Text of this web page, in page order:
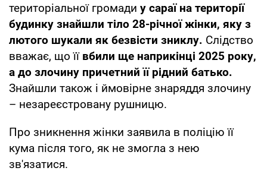
територіальної громади у сараї на території
будинку знайшли тіло 28-річної жінки, яку з
лютого шукали як безвісти зниклу. Слідство
вважає, що її вбили ще наприкінці 2025 року,
а до злочину причетний її рідний батько.
Знайшли також і ймовірне знаряддя злочину
– незареєстровану рушницю.
Про зникнення жінки заявила в поліцію її
кума після того, як не змогла з нею
зв'язатися.